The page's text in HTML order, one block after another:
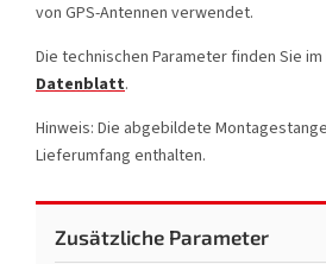
von GPS-Antennen verwendet.
Die technischen Parameter finden Sie
Datenblatt.
Hinweis: Die abgebildete
Lieferumfang enthalten.
Zusätzliche Parameter